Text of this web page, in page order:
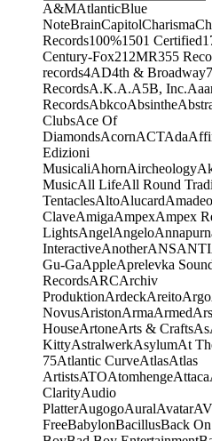
A&MAtlanticBlue
NoteBrainCapitolCharisma
Records100%1501 Certified
Century-Fox21 2MR355
records4AD4th & Broadway
RecordsA.K.A.A5B, Inc.
RecordsAbkcoAbsinthe
ClubsAce Of
DiamondsAcornACTAda
Edizioni
MusicaliAhornAircheology
MusicAll LifeAll Round
TentaclesAltoAlucardAmadeo
ClaveAmigaAmpexAmpex
LightsAngelAngelo
InteractiveAnotherANSANTI
Gu-GaAppleAprelevka
RecordsARCArchiv
ProduktionArdeckAreitoArgo
NovusAristonArmaArmed
HouseArtoneArts & CraftsAs
KittyAstralwerkAsylumAt
75Atlantic CurveAtlasAtlas
ArtistsATOAtomhengeAttaca
ClarityAudio
PlatterAugogoAuralAvatar
FreeBabylonBacillusBack